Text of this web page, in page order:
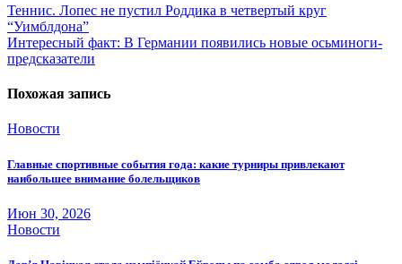
Навигация
по
записям
Теннис. Лопес не пустил Роддика в четвертый круг
“Уимблдона”
Интересный факт: В Германии появились новые осьминоги-
предсказатели
Похожая запись
Новости
Главные спортивные события года: какие турниры привлекают
наибольшее внимание болельщиков
Июн 30, 2026
Новости